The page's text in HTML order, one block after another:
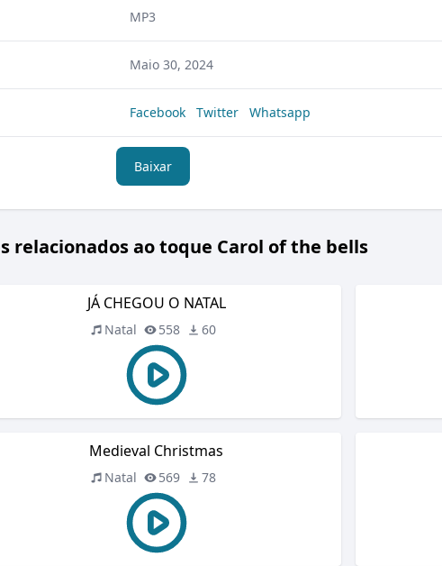
MP3
Maio 30, 2024
Facebook Twitter Whatsapp
Baixar
relacionados ao toque Carol of the bells
JÁ CHEGOU O NATAL
Natal 558 60
Medieval Christmas
Natal 569 78